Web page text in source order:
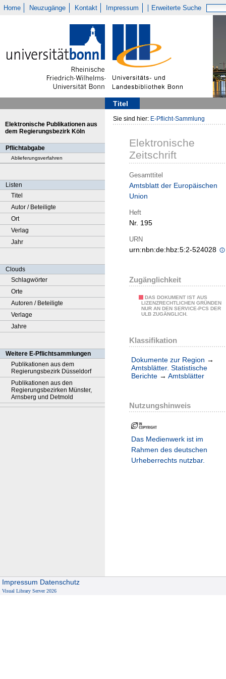
Home Neuzugänge Kontakt Impressum Erweiterte Suche
Titel
Elektronische Publikationen aus
dem Regierungsbezirk Köln
Pflichtabgabe
Ablieferungsverfahren
Listen
Titel
Autor / Beteiligte
Ort
Verlag
Jahr
Clouds
Schlagwörter
Orte
Autoren / Beteiligte
Verlage
Jahre
Weitere E-Pflichtsammlungen
Publikationen aus dem
Regierungsbezirk Düsseldorf
Publikationen aus den
Regierungsbezirken Münster,
Arnsberg und Detmold
Sie sind hier: E-Pflicht-Sammlung
Elektronische
Zeitschrift
Gesamttitel
Amtsblatt der Europäischen
Union
Heft
Nr. 195
URN
urn:nbn:de:hbz:5:2-524028
Zugänglichkeit
DAS DOKUMENT IST AUS
LIZENZRECHTLICHEN GRÜNDEN
NUR AN DEN SERVICE-PCS DER
ULB ZUGÄNGLICH.
Klassifikation
Dokumente zur Region →
Amtsblätter. Statistische
Berichte → Amtsblätter
Nutzungshinweis
Das Medienwerk ist im
Rahmen des deutschen
Urheberrechts nutzbar.
Impressum Datenschutz
Visual Library Server 2026